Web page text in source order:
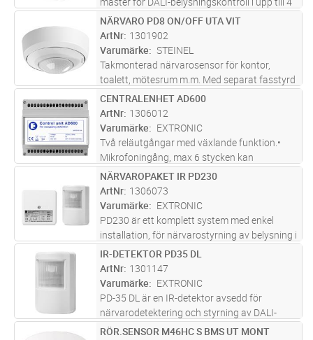
zoner (dagsljuszoner eller individuella zoner).
Sensorn är utrustad med flera funktioner och
kan styras tr ...läs mer
ST Lägg i kundvagn
NÄRVARO PD8 ON/OFF UTA VIT
ArtNr 1301902
Varumärke
STEINEL
Takmonterad närvarosensor för kontor,
toalett, mötesrum m.m. Med separat fasstyrd
tryckknapps-ingång för manuell tänd-släck.
Närvarodetektering (sittande personer) ø6
meter, rörelsedetektering (gåend
ST Lägg i kundvagn
CENTRALENHET AD600
ArtNr 1306012
Varumärke
EXTRONIC
Två reläutgångar med växlande funktion.•
Mikrofoningång, max 6 stycken kan
anslutas.• 230 VAC matning.•
Blockeringsingång för ljussensor eller
kopplingsur.• Två ingångar för tryckknapp,
kodlås, magne...läs mer
ST Lägg i kundvagn
NÄRVAROPAKET IR PD230
ArtNr 1306073
Varumärke
EXTRONIC
PD230 är ett komplett system med enkel
installation, för närvarostyrning av belysning i
mindre lokaler.PD230 har delat montage vilket
innebär att detektorn (PD231) enkelt ansluts
med svagströmskabel...läs mer
ST Lägg i kundvagn
IR-DETEKTOR PD35 DL
ArtNr 1301147
Varumärke
EXTRONIC
PD-35 DL är en IR-detektor avsedd för
närvarodetektering och styrning av DALI-
belysningsarmaturer och med en reläutgång
ST Lägg i kundvagn
RÖR.SENSOR M46HC S BMS UT MONT